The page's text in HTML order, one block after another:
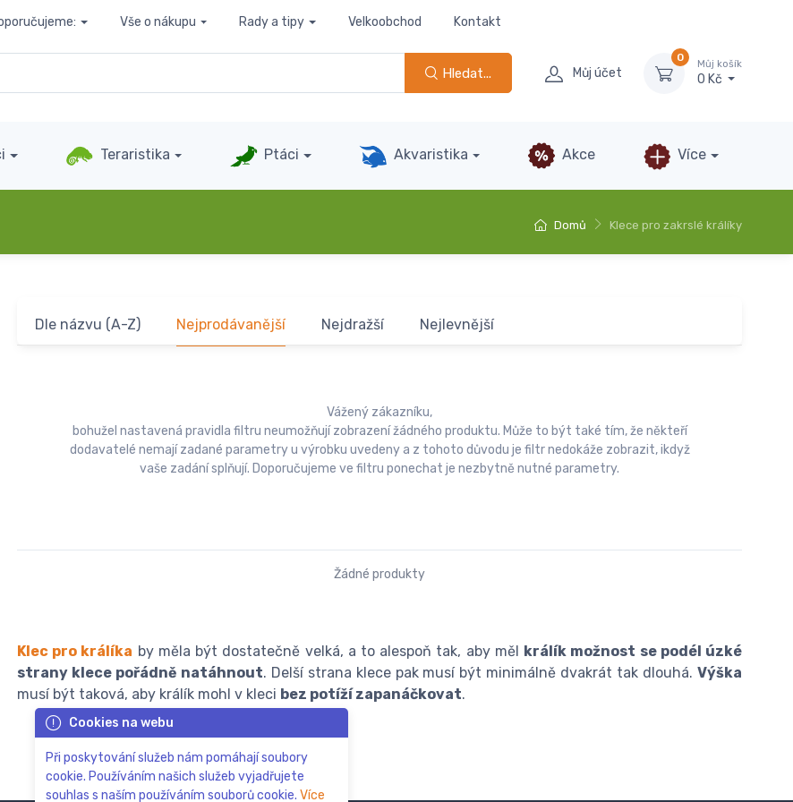
Vše o nákupu Rady a tipy Velkoobchod Kontakt
Hledat... Můj účet
0
Můj košík
0 Kč
Teraristika Ptáci Akvaristika Akce Více
Domů Klece pro zakrslé králíky
Dle názvu (A-Z) Nejprodávanější Nejdražší Nejlevnější
Vážený zákazníku,
bohužel nastavená pravidla filtru neumožňují zobrazení žádného produktu. Může to být také tím, že někteří
dodavatelé nemají zadané parametry u výrobku uvedeny a z tohoto důvodu je filtr nedokáže zobrazit, ikdyž
vaše zadání splňují. Doporučujeme ve filtru ponechat je nezbytně nutné parametry.
Žádné produkty
Klec pro králíka by měla být dostatečně velká, a to alespoň tak, aby měl
králík možnost se podél úzké
strany klece pořádně natáhnout. Delší strana klece pak musí být minimálně dvakrát tak dlouhá.Výška
musí být taková, aby králík mohl v kleci bez potíží zapanáčkovat.
Cookies na webu
Při poskytování služeb nám pomáhají soubory
cookie. Používáním našich služeb vyjadřujete
souhlas s naším používáním souborů cookie. Více